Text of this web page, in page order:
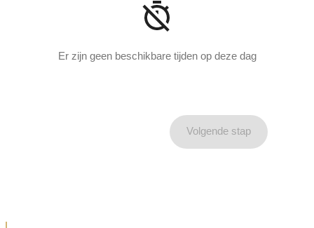
Er zijn geen beschikbare tijden op deze dag
Volgende stap